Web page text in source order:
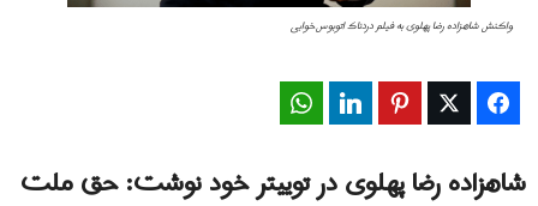
واکنش شاهزاده رضا پهلوی به فیلم دردناک اتوبوس‌خوابی
Facebook
Twitter
Pinterest
LinkedIn
شاهزاده رضا پهلوی در توییتر خود نوشت: حق ملت